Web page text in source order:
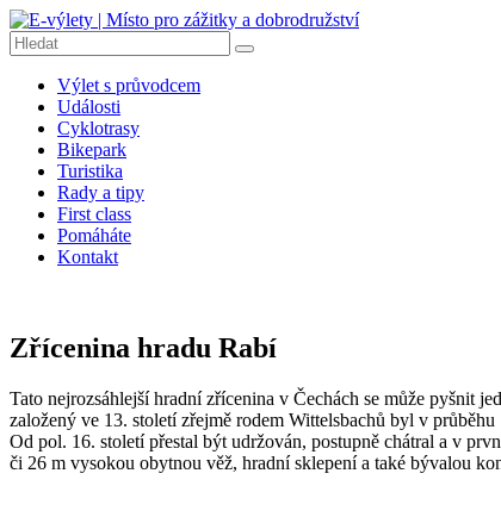
Přeskočit
na
obsah
E-
výlety
Místo
pro
zážitky
dobrodružství
|
Dobrodružné
na
kolech,
pěší
turistiku,
Výlet s průvodcem
Události
Cyklotrasy
Bikepark
Turistika
Rady a tipy
First class
Pomáháte
Kontakt
Zřícenina hradu Rabí
Tato nejrozsáhlejší hradní zřícenina v Čechách se může pyšnit
založený ve 13. století zřejmě rodem Wittelsbachů byl v
Od pol. 16. století přestal být udržován, postupně chátral a v
či 26 m vysokou obytnou věž, hradní sklepení a také bývalou